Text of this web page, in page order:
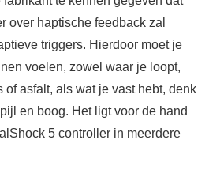
over haptische feedback zal
triggers. Hierdoor moet je
voelen, zowel waar je loopt,
of asfalt, als wat je vast hebt, denk
en boog. Het ligt voor de hand
5 controller in meerdere